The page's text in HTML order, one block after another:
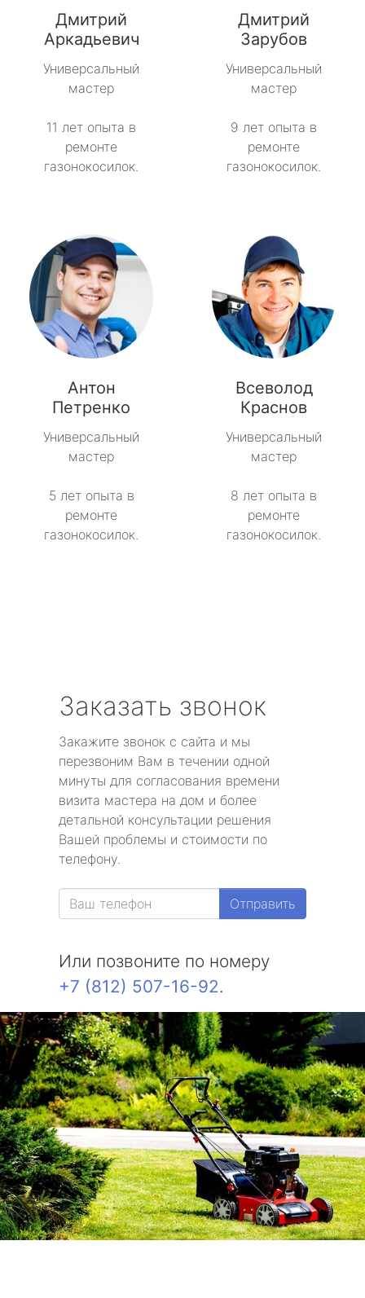
Дмитрий
Аркадьевич
Универсальный
мастер
11 лет опыта в
ремонте
газонокосилок.
Дмитрий
Зарубов
Универсальный
мастер
9 лет опыта в
ремонте
газонокосилок.
Антон
Петренко
Универсальный
мастер
5 лет опыта в
ремонте
газонокосилок.
Всеволод
Краснов
Универсальный
мастер
8 лет опыта в
ремонте
газонокосилок.
Заказать звонок
Закажите звонок с сайта и мы
перезвоним Вам в течении одной
минуты для согласования времени
визита мастера на дом и более
детальной консультации решения
Вашей проблемы и стоимости по
телефону.
Отправить
Или позвоните по номеру
+7 (812) 507-16-92.